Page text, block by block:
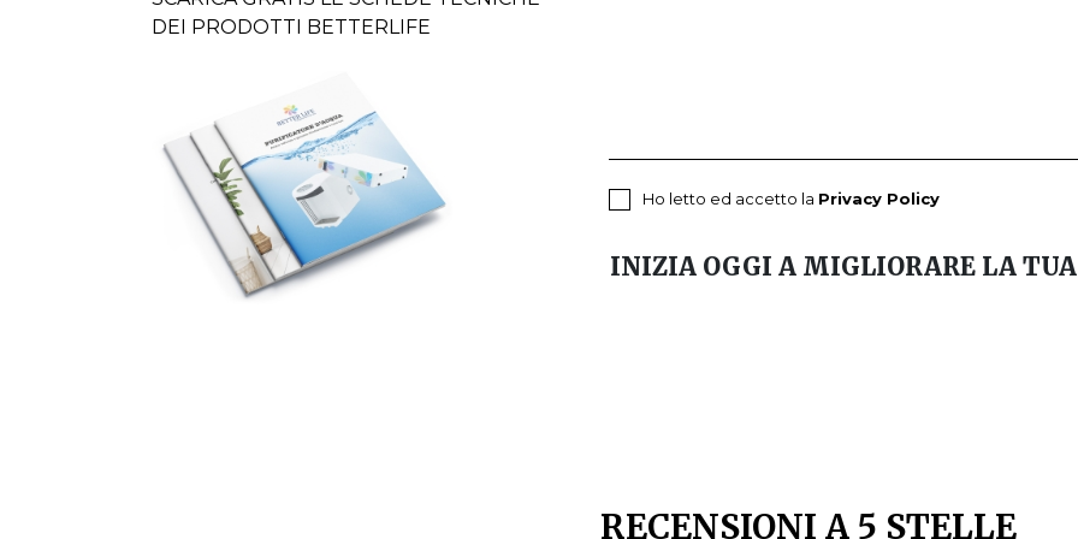
DEI PRODOTTI BETTERLIFE
Ho letto ed accetto la Privacy Policy
INIZIA OGGI A MIGLIORARE LA
RECENSIONI A 5 STELLE